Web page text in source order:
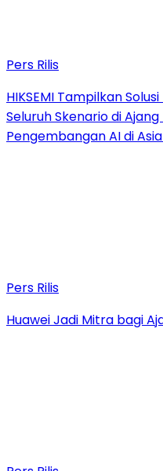
Pers Rilis
HIKSEMI Tampilkan
Seluruh Skenario di
Pengembangan AI di
Pers Rilis
Huawei Jadi Mitra bagi